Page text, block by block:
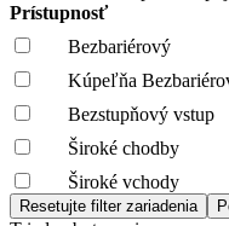
Prístupnosť
Bezbariérový
Kúpeľňa
Bezstupňový vstup
Široké chodby
Široké vchody